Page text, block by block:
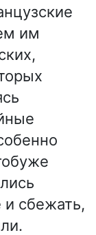
им
сбежать,